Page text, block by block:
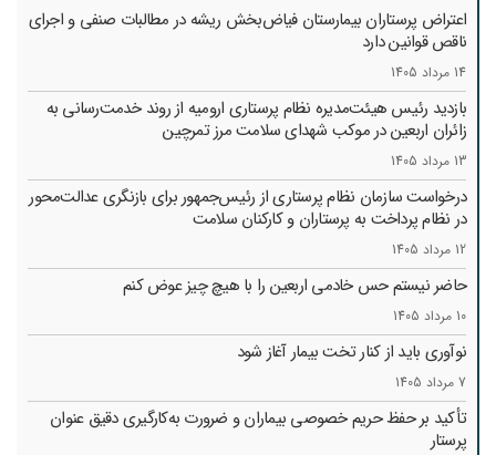
اعتراض پرستاران بیمارستان فیاض‌بخش ریشه در مطالبات صنفی و اجرای
ناقص قوانین دارد
14 مرداد 1405
بازدید رئیس هیئت‌مدیره نظام پرستاری ارومیه از روند خدمت‌رسانی به
زائران اربعین در موکب شهدای سلامت مرز تمرچین
13 مرداد 1405
درخواست سازمان نظام پرستاری از رئیس‌جمهور برای بازنگری عدالت‌محور
در نظام پرداخت به پرستاران و کارکنان سلامت
12 مرداد 1405
حاضر نیستم حس خادمی اربعین را با هیچ چیز عوض کنم
10 مرداد 1405
نوآوری باید از کنار تخت بیمار آغاز شود
7 مرداد 1405
تأکید بر حفظ حریم خصوصی بیماران و ضرورت به‌کارگیری دقیق عنوان
پرستار